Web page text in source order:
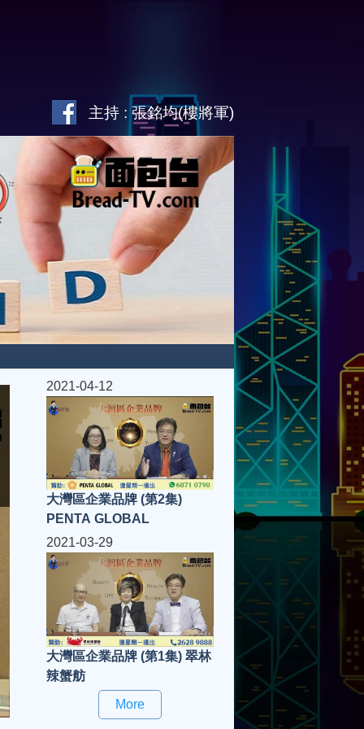
主持 : 張銘均(樓將軍)
2021-04-12
大灣區企業品牌 (第2集)
PENTA GLOBAL
2021-03-29
大灣區企業品牌 (第1集) 翠林
辣蟹舫
More